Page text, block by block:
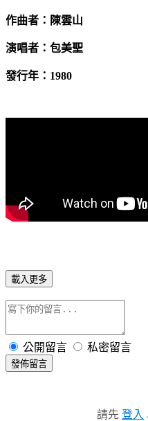
作曲者：陳雲山
演唱者：包美聖
發行年： 1980
載入更多
公開留言 私密留言
發佈留言
請先 登入